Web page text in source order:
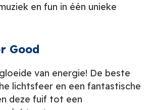
en fun in één unieke
Good
van energie! De beste
lichtsfeer en een fantastische
deze fuif tot een